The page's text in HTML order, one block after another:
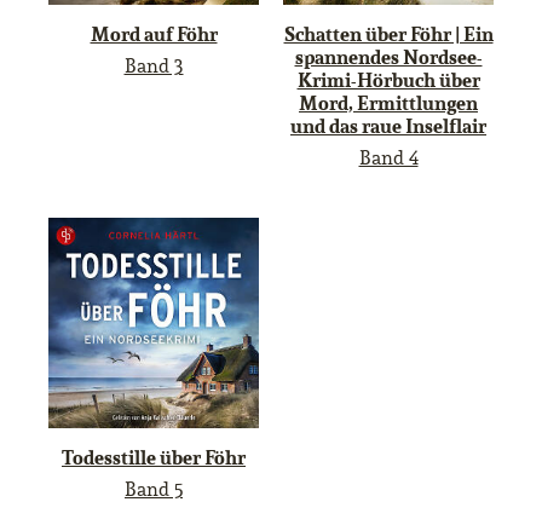
Mord auf Föhr
Band 3
Schatten über Föhr | Ein
spannendes Nordsee-
Krimi-Hörbuch über
Mord, Ermittlungen
und das raue Inselflair
Band 4
Todesstille über Föhr
Band 5